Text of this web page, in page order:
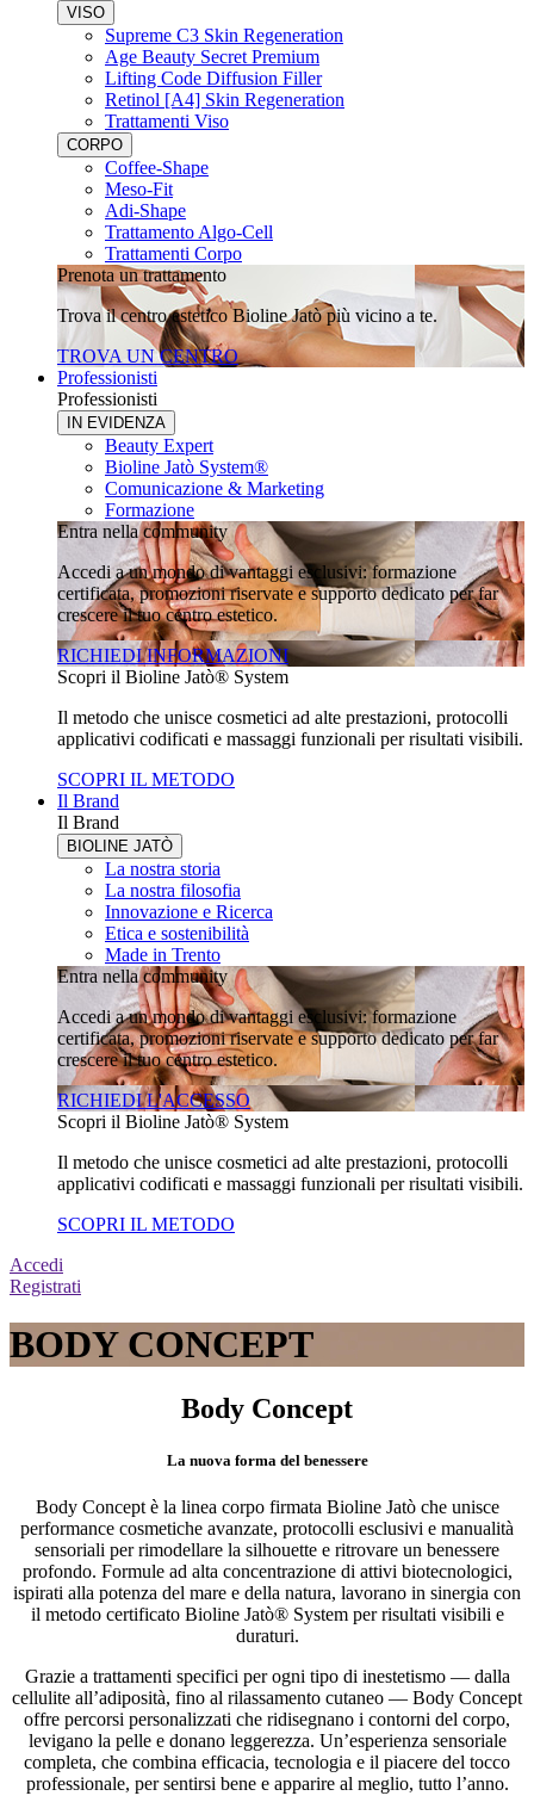
VISO
Supreme C3 Skin Regeneration
Age Beauty Secret Premium
Lifting Code Diffusion Filler
Retinol [A4] Skin Regeneration
Trattamenti Viso
CORPO
Coffee-Shape
Meso-Fit
Adi-Shape
Trattamento Algo-Cell
Trattamenti Corpo
Prenota un trattamento
Trova il centro estetico Bioline Jatò più vicino a te.
TROVA UN CENTRO
Professionisti
Professionisti
IN EVIDENZA
Beauty Expert
Bioline Jatò System®
Comunicazione & Marketing
Formazione
Entra nella community
Accedi a un mondo di vantaggi esclusivi: formazione
certificata, promozioni riservate e supporto dedicato per far
crescere il tuo centro estetico.
RICHIEDI INFORMAZIONI
Scopri il Bioline Jatò® System
Il metodo che unisce cosmetici ad alte prestazioni, protocolli
applicativi codificati e massaggi funzionali per risultati visibili.
SCOPRI IL METODO
Il Brand
Il Brand
BIOLINE JATÒ
La nostra storia
La nostra filosofia
Innovazione e Ricerca
Etica e sostenibilità
Made in Trento
Entra nella community
Accedi a un mondo di vantaggi esclusivi: formazione
certificata, promozioni riservate e supporto dedicato per far
crescere il tuo centro estetico.
RICHIEDI L'ACCESSO
Scopri il Bioline Jatò® System
Il metodo che unisce cosmetici ad alte prestazioni, protocolli
applicativi codificati e massaggi funzionali per risultati visibili.
SCOPRI IL METODO
Accedi
Registrati
BODY CONCEPT
Body Concept
La nuova forma del benessere
Body Concept è la linea corpo firmata Bioline Jatò che unisce
performance cosmetiche avanzate, protocolli esclusivi e manualità
sensoriali per rimodellare la silhouette e ritrovare un benessere
profondo. Formule ad alta concentrazione di attivi biotecnologici,
ispirati alla potenza del mare e della natura, lavorano in sinergia con
il metodo certificato Bioline Jatò® System per risultati visibili e
duraturi.
Grazie a trattamenti specifici per ogni tipo di inestetismo — dalla
cellulite all’adiposità, fino al rilassamento cutaneo — Body Concept
offre percorsi personalizzati che ridisegnano i contorni del corpo,
levigano la pelle e donano leggerezza. Un’esperienza sensoriale
completa, che combina efficacia, tecnologia e il piacere del tocco
professionale, per sentirsi bene e apparire al meglio, tutto l’anno.